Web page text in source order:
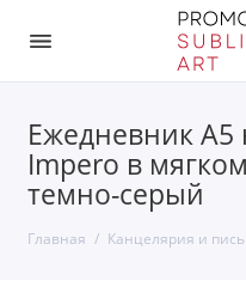
Ежедневник
Impero в
темно-серый
Главная Канцелярия и